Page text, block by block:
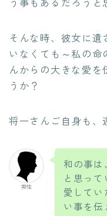
そんな時、彼女に
いなくても～私の命
んからの大きな愛を
うか？
将一さんご自身も、
男性
和の事
と思っ
愛して
い事を伝